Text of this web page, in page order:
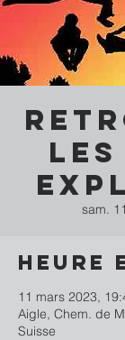
les
sam.
Heure
11 mars 2023,
Aigle, Chem. de
Suisse